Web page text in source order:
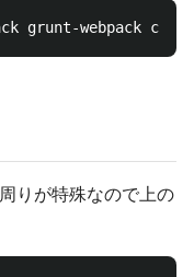
りが特殊なので上の